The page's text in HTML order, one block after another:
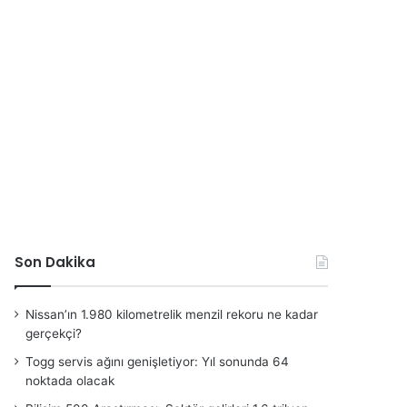
Son Dakika
Nissan’ın 1.980 kilometrelik menzil rekoru ne kadar
gerçekçi?
Togg servis ağını genişletiyor: Yıl sonunda 64
noktada olacak